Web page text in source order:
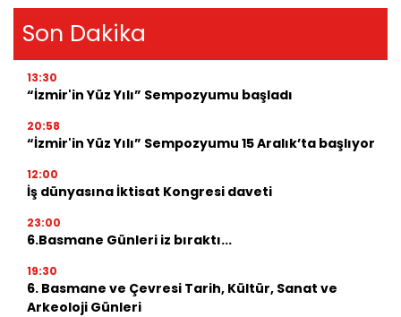
Son Dakika
13:30
“İzmir'in Yüz Yılı” Sempozyumu başladı
20:58
“İzmir'in Yüz Yılı” Sempozyumu 15 Aralık’ta başlıyor
12:00
İş dünyasına İktisat Kongresi daveti
23:00
6.Basmane Günleri iz bıraktı...
19:30
6. Basmane ve Çevresi Tarih, Kültür, Sanat ve
Arkeoloji Günleri